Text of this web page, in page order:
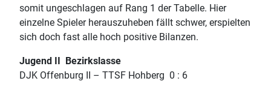
somit ungeschlagen auf Rang 1 der Tabelle. Hier
einzelne Spieler herauszuheben fällt schwer, erspielten
sich doch fast alle hoch positive Bilanzen.
Jugend II Bezirkslasse
DJK Offenburg II – TTSF Hohberg 0 : 6